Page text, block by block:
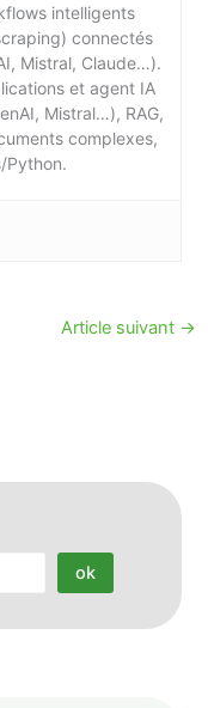
intelligents
connectés
Mistral, Claude…).
et agent IA
Mistral…), RAG,
complexes,
Python.
Article suivant →
ok